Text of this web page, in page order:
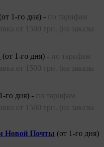
(от 1-го дня) - по тарифам
от 1500 грн. (на заказы
(от 1-го дня) - по тарифам
от 1500 грн. (на заказы
го дня) - по тарифам
от 1500 грн. (на заказы
Новой Почты (от 1-го дня)